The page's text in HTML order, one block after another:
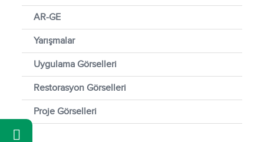
AR-GE
Yarışmalar
Uygulama Görselleri
Restorasyon Görselleri
Proje Görselleri